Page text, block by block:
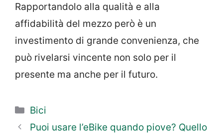
Rapportandolo alla qualità e alla
affidabilità del mezzo però è un
investimento di grande convenienza, che
può rivelarsi vincente non solo per il
presente ma anche per il futuro.
Categorie
Bici
Puoi usare l’eBike quando piove? Quello